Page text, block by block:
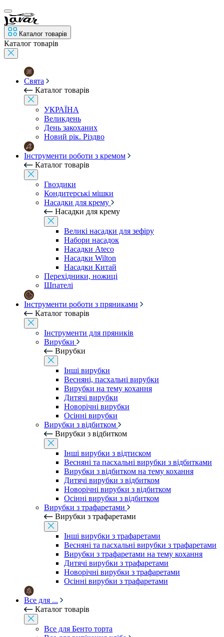
Каталог товарів
Каталог товарів
Свята
Каталог товарів
УКРАЇНА
Великдень
День закоханих
Новий рік. Різдво
Інструменти роботи з кремом
Каталог товарів
Гвоздики
Кондитерські мішки
Насадки для крему
Насадки для крему
Великі насадки для зефіру
Набори насадок
Насадки Ateco
Насадки Wilton
Насадки Китай
Перехідники, ножиці
Шпателі
Інструменти роботи з пряниками
Каталог товарів
Інструменти для пряників
Вирубки
Вирубки
Інші вирубки
Весняні, пасхальні вирубки
Вирубки на тему кохання
Дитячі вирубки
Новорічні вирубки
Осінні вирубки
Вирубки з відбитком
Вирубки з відбитком
Інші вирубки з відтиском
Весняні та пасхальні вирубки з відбитками
Вирубки з відбитком на тему кохання
Дитячі вирубки з відбитком
Новорічні вирубки з відбитком
Осінні вирубки з відбитком
Вирубки з трафаретами
Вирубки з трафаретами
Інші вирубки з трафаретами
Весняні та пасхальні вирубки з трафаретами
Вирубки з трафаретами на тему кохання
Дитячі вирубки з трафаретами
Новорічні вирубки з трафаретами
Осінні вирубки з трафаретами
Все для ...
Каталог товарів
Все для Бенто торта